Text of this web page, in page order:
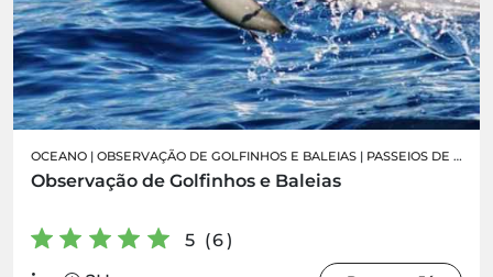
OCEANO | OBSERVAÇÃO DE GOLFINHOS E BALEIAS | PASSEIOS DE BARCO
Observação de Golfinhos e Baleias
5 (6)